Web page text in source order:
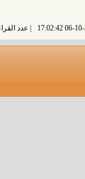
عدد القراءات: 1888 قراءة |